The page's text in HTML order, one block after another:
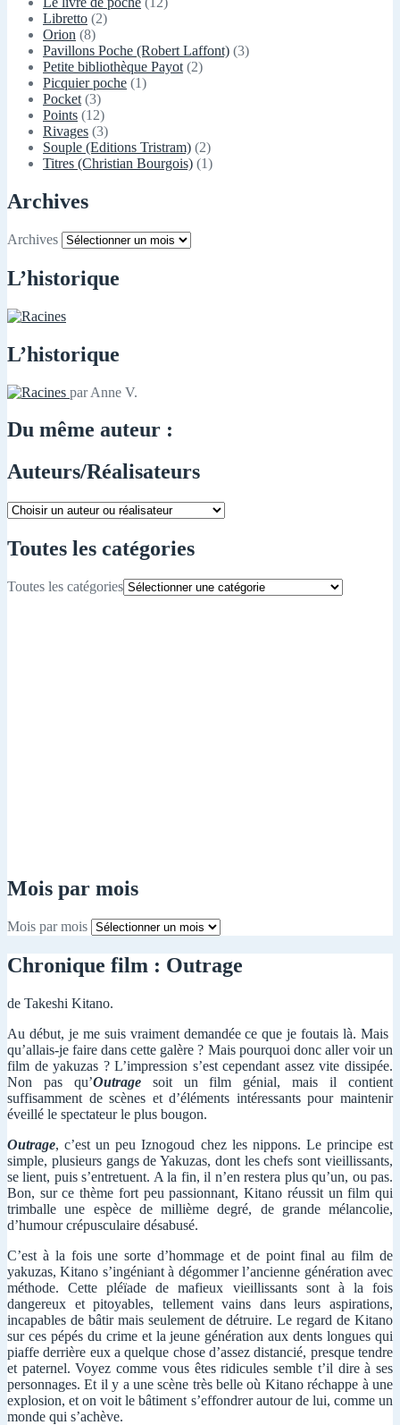
Libretto (2)
Orion (8)
Pavillons Poche (Robert Laffont) (3)
Petite bibliothèque Payot (2)
Picquier poche (1)
Pocket (3)
Points (12)
Rivages (3)
Souple (Editions Tristram) (2)
Titres (Christian Bourgois) (1)
Archives
Archives
L’historique
L’historique
par Anne V.
Du même auteur :
Auteurs/Réalisateurs
Toutes les catégories
Toutes les catégories
Mois par mois
Mois par mois
Chronique film : Outrage
de Takeshi Kitano.
Au début, je me suis vraiment demandée ce que je foutais là. Mais
qu’allais-je faire dans cette galère ? Mais pourquoi donc aller voir un
film de yakuzas ? L’impression s’est cependant assez vite dissipée.
Non pas qu’Outragesoit un film génial, mais il contient
suffisamment de scènes et d’éléments intéressants pour maintenir
éveillé le spectateur le plus bougon.
Outrage, c’est un peu Iznogoud chez les nippons. Le principe est
simple, plusieurs gangs de Yakuzas, dont les chefs sont vieillissants,
se lient, puis s’entretuent. A la fin, il n’en restera plus qu’un, ou pas.
Bon, sur ce thème fort peu passionnant, Kitano réussit un film qui
trimballe une espèce de millième degré, de grande mélancolie,
d’humour crépusculaire désabusé.
C’est à la fois une sorte d’hommage et de point final au film de
yakuzas, Kitano s’ingéniant à dégommer l’ancienne génération avec
méthode. Cette pléïade de mafieux vieillissants sont à la fois
dangereux et pitoyables, tellement vains dans leurs aspirations,
incapables de bâtir mais seulement de détruire. Le regard de Kitano
sur ces pépés du crime et la jeune génération aux dents longues qui
piaffe derrière eux a quelque chose d’assez distancié, presque tendre
et paternel. Voyez comme vous êtes ridicules semble t’il dire à ses
personnages. Et il y a une scène très belle où Kitano réchappe à une
explosion, et on voit le bâtiment s’effondrer autour de lui, comme un
monde qui s’achève.